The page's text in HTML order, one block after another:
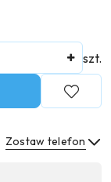
szt.
Zostaw telefon